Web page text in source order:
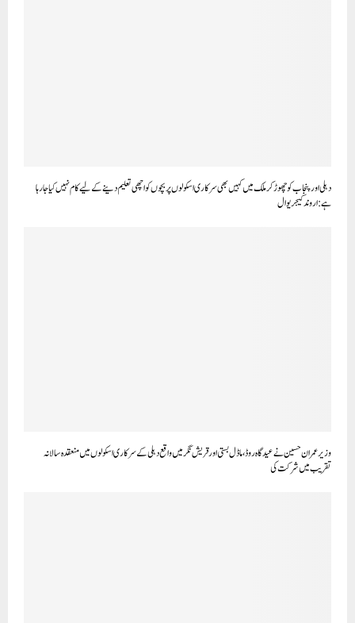
دہلی اور پنجاب کو چھوڑ کر ملک میں کہیں بھی سرکاری اسکولوں پر بچوں کو اچھی تعلیم دینے کے لیے کام نہیں کیا جا رہا
ہے: اروند کیجریوال
وزیر عمران حسین نے عیدگاہ روڈ، ماڈل بستی اور قریش نگر میں واقع دہلی کے سرکاری اسکولوں میں منعقدہ سالانہ
تقریب میں شرکت کی